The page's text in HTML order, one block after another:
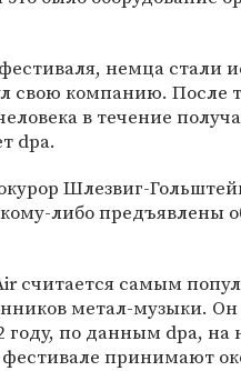
немца стали
свою компанию. После
в течение
dpa.
Шлезвиг-
либо предъявлены
считается самым
метал-музыки.
году, по данным dpa, на
принимают